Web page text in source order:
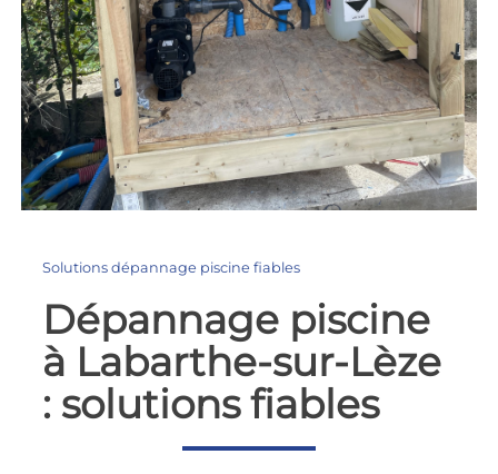
Solutions dépannage piscine fiables
Dépannage piscine
à Labarthe-sur-Lèze
: solutions fiables